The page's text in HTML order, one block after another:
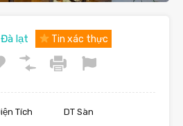
lạt Tin xác thực
Tích DT Sàn